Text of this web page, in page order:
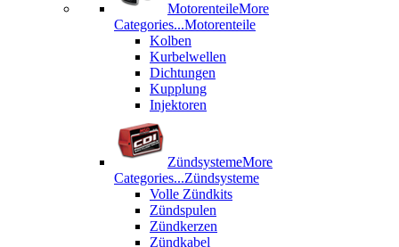
MotorenteileMore
Categories...Motorenteile
Kolben
Kurbelwellen
Dichtungen
Kupplung
Injektoren
ZündsystemeMore
Categories...Zündsysteme
Volle Zündkits
Zündspulen
Zündkerzen
Zündkabel